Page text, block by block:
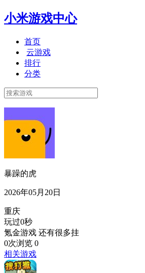
小米游戏中心
首页
云游戏
排行
分类
暴躁的虎
2026年05月20日
重庆
玩过0秒
氪金游戏 还有很多挂
0次浏览 0
相关游戏